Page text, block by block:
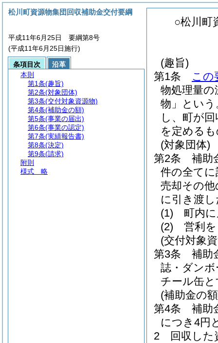
○松川町
(趣旨)
第1条
この
物処理量
物」という
し、町が
を定める
(対象団体)
第2条
補助
件の全て
売却その
に引き渡
(1)
町内
(2)
営利
(交付対象
第3条
補助
誌・ダン
チール缶
(補助金の
第4条
補助
につき4円
2
回収し
松川町資源物集団回収補助金交付要綱
平成11年6月25日 要綱第8号
(平成11年6月25日施行)
条項目次
沿革
本則
第1条(趣旨)
第2条(対象団体)
第3条(交付対象資源物)
第4条(補助金の額)
第5条(事業の届出)
第6条(事業の認定)
第7条(実績報告書)
第8条(決定)
第9条(請求)
附則
様式 略